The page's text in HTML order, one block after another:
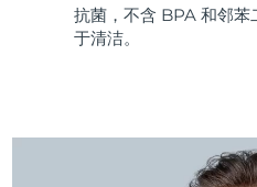
抗菌，不含 BPA 和邻苯
于清洁。